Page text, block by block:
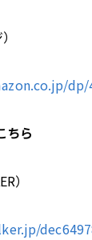
dp/
ちら
）